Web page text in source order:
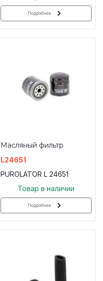
Подробнее
Масляный фильтр
L24651
PUROLATOR L 24651
Товар в наличии
Подробнее